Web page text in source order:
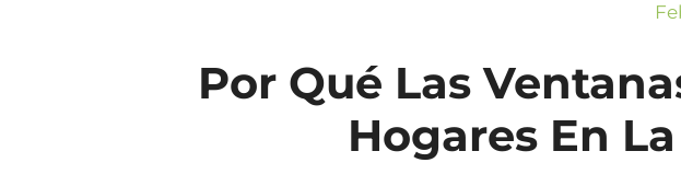
Por Qué Las
Hogares En